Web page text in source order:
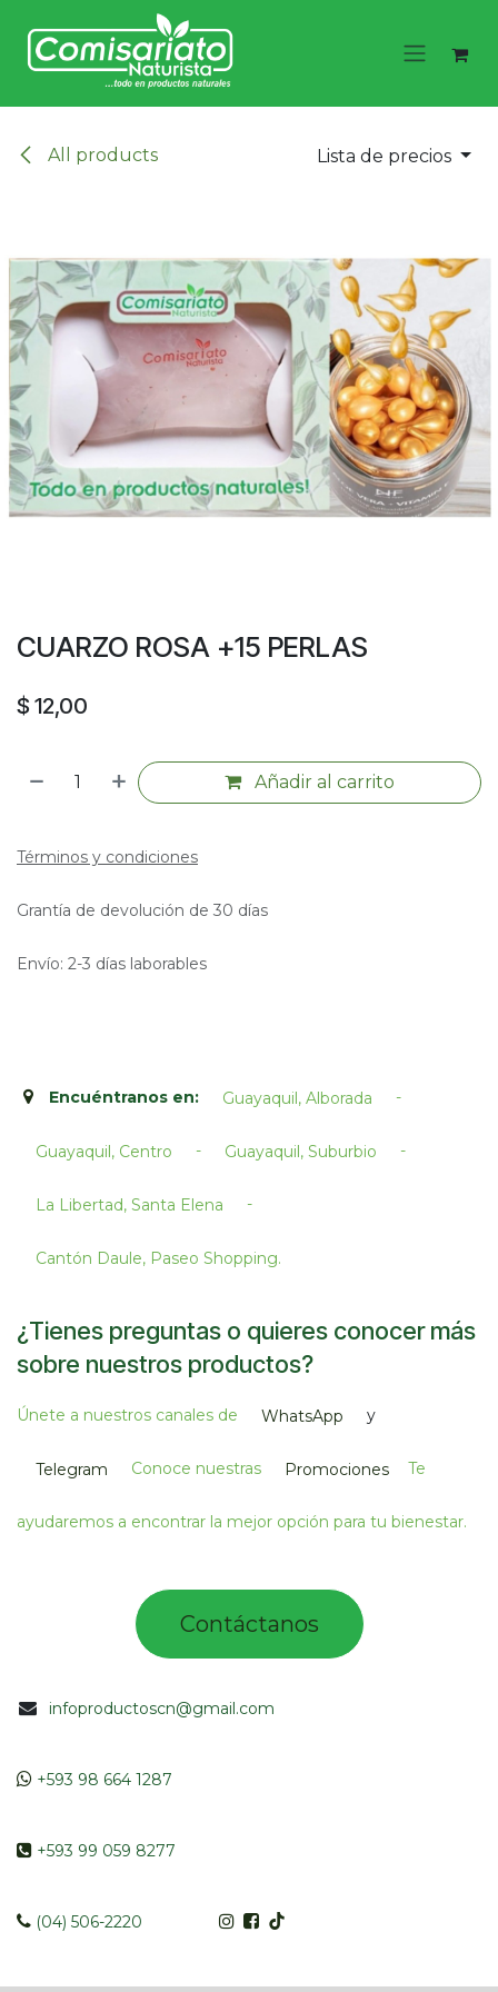
All products Lista de precios
CUARZO ROSA +15 PERLAS
$ 12,00
Añadir al carrito
Términos y condiciones
Grantía de devolución de 30 días
Envío: 2-3 días laborables
Encuéntranos en: Guayaquil, Alborada -
Guayaquil, Centro - Guayaquil, Suburbio -
La Libertad, Santa Elena -
Cantón Daule, Paseo Shopping.​
¿Tienes preguntas o quieres conocer más
sobre nuestros productos?
Únete a nuestros canales de WhatsApp y
Telegram Conoce nuestras Promociones Te
ayudaremos a encontrar la mejor opción para tu bienestar.
infoproductoscn@gmail.com
+593 98 664 1287
​ +593 99 059 8277
(04) 506-2220
Contác​tano​​​s​​​​​